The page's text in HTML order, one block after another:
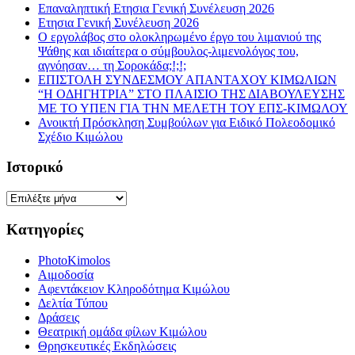
Επαναληπτική Ετησια Γενική Συνέλευση 2026
Ετησια Γενική Συνέλευση 2026
Ο εργολάβος στο ολοκληρωμένο έργο του λιμανιού της
Ψάθης και ιδιαίτερα ο σύμβουλος-λιμενολόγος του,
αγνόησαν… τη Σοροκάδα;!;!;
ΕΠΙΣΤΟΛΗ ΣΥΝΔΕΣΜΟΥ ΑΠΑΝΤΑΧΟΥ ΚΙΜΩΛΙΩΝ
“Η ΟΔΗΓΗΤΡΙΑ” ΣΤΟ ΠΛΑΙΣΙΟ ΤΗΣ ΔΙΑΒΟΥΛΕΥΣΗΣ
ΜΕ ΤΟ ΥΠΕΝ ΓΙΑ ΤΗΝ ΜΕΛΕΤΗ ΤΟΥ ΕΠΣ-ΚΙΜΩΛΟΥ
Ανοικτή Πρόσκληση Συμβούλων για Ειδικό Πολεοδομικό
Σχέδιο Κιμώλου
Ιστορικό
Ιστορικό
Κατηγορίες
PhotoKimolos
Αιμοδοσία
Αφεντάκειον Κληροδότημα Κιμώλου
Δελτία Τύπου
Δράσεις
Θεατρική ομάδα φίλων Κιμώλου
Θρησκευτικές Εκδηλώσεις